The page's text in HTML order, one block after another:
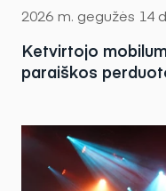
2026 m. gegužės 14
Ketvirtojo
paraiškos